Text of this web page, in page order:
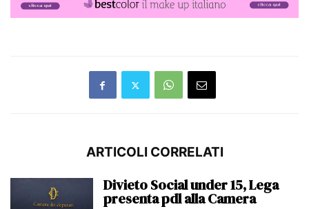
ARTICOLI CORRELATI
Divieto Social under 15, Lega
presenta pdl alla Camera